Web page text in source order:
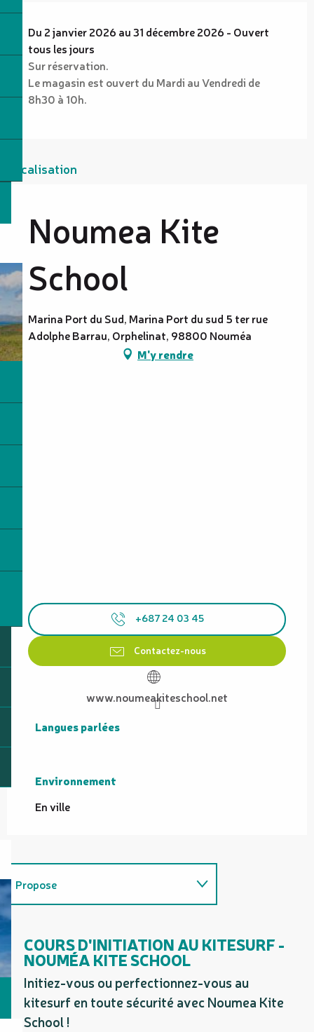
Du 2 janvier 2026 au 31 décembre 2026 - Ouvert
tous les jours
Sur réservation.
Le magasin est ouvert du Mardi au Vendredi de
8h30 à 10h.
Localisation
Noumea Kite
School
Marina Port du Sud, Marina Port du sud 5 ter rue
Adolphe Barrau, Orphelinat, 98800 Nouméa
M'y rendre
+687 24 03 45
Contactez-nous
www.noumeakiteschool.net
Langues parlées
Langues parlées
Environnement
Environnement
En ville
Propose
COURS D'INITIATION AU KITESURF -
NOUMÉA KITE SCHOOL
Initiez-vous ou perfectionnez-vous au
kitesurf en toute sécurité avec Noumea Kite
School !